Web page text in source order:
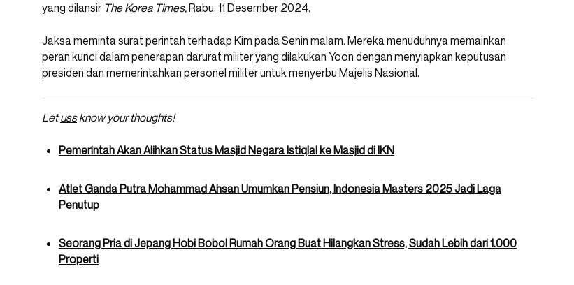
yang dilansir The Korea Times,Rabu, 11 Desember 2024.
Jaksa meminta surat perintah terhadap Kim pada Senin malam. Mereka menuduhnya memainkan
peran kunci dalam penerapan darurat militer yang dilakukan Yoon dengan menyiapkan keputusan
presiden dan memerintahkan personel militer untuk menyerbu Majelis Nasional.
Letussknow your thoughts!
Pemerintah Akan Alihkan Status Masjid Negara Istiqlal ke Masjid di IKN
Atlet Ganda Putra Mohammad Ahsan Umumkan Pensiun, Indonesia Masters 2025 Jadi Laga
Penutup
Seorang Pria di Jepang Hobi Bobol Rumah Orang Buat Hilangkan Stress, Sudah Lebih dari 1.000
Properti